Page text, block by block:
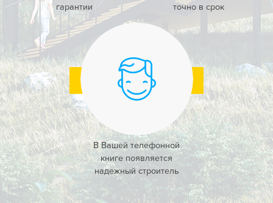
гарантии
точно в срок
В Вашей телефонной
книге появляется
надежный строитель